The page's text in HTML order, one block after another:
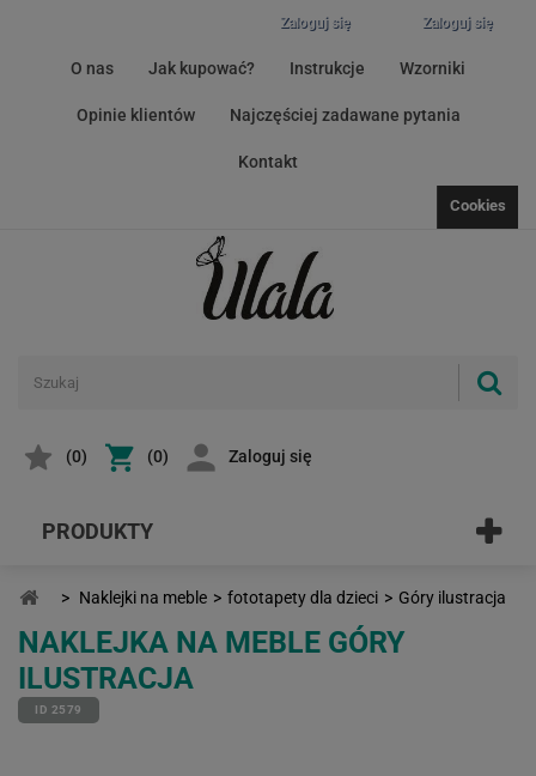
Zaloguj się
Zaloguj się
O nas Jak kupować? Instrukcje Wzorniki
Opinie klientów Najczęściej zadawane pytania
Kontakt
Cookies
(0) (0) Zaloguj się
PRODUKTY
> Naklejki na meble > fototapety dla dzieci > Góry ilustracja
NAKLEJKA NA MEBLE GÓRY
ILUSTRACJA
ID 2579